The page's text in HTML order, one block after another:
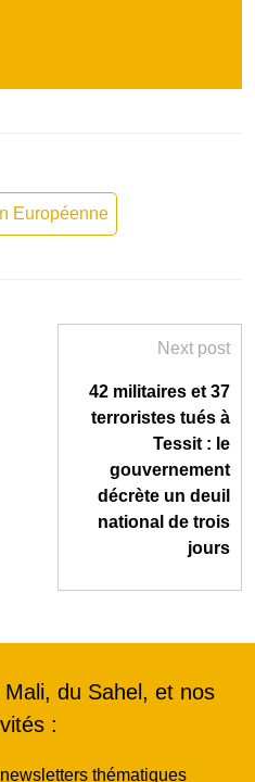
Européenne
Next post
42 militaires et 37
terroristes tués à
Tessit : le
gouvernement
décrète un deuil
national de trois
jours
du Sahel, et nos
:
thématiques